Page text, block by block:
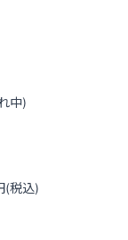
中)
(税込)